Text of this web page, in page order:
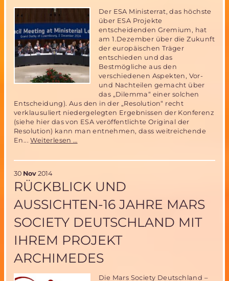
Arktis
Der ESA Ministerrat, das höchste
über ESA Projekte
entscheidenden Gremium, hat
am 1.Dezember über die Zukunft
der europäischen Träger
entschieden und das
Bestmögliche aus den
verschiedenen Aspekten, Vor-
und Nachteilen gemacht über
das „Dilemma“ einer solchen
Entscheidung). Aus den in der „Resolution“ recht
verklausuliert niedergelegten Ergebnissen der Konferenz
(siehe hier das von ESA veröffentlichte Original der
Resolution) kann man entnehmen, dass weitreichende
En...Weiterlesen …
der
Träger
30 Nov 2014
RÜCKBLICK UND
AUSSICHTEN-16 JAHRE MARS
SOCIETY DEUTSCHLAND MIT
IHREM PROJEKT
ARCHIMEDES
Die Mars Society Deutschland –